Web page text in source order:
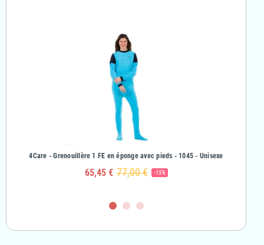
4Care - Grenouillère 1 FE en éponge avec pieds - 1045 - Unisexe
65,45 € 77,00 € -15%